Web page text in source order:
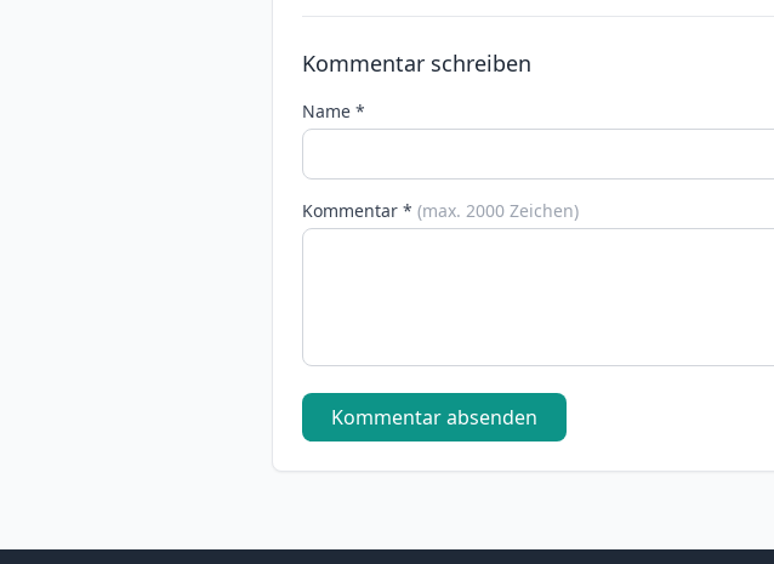
Kommentar schreiben
Name *
Kommentar * (max. 2000 Zeichen)
Kommentar absenden